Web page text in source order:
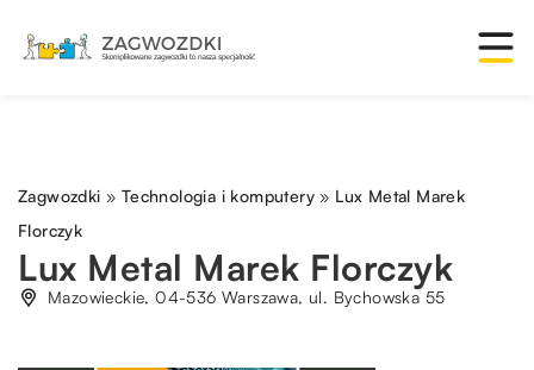
Zagwozdki » Technologia i komputery » Lux Metal Marek
Florczyk
Lux Metal Marek Florczyk
Mazowieckie, 04-536 Warszawa, ul. Bychowska 55